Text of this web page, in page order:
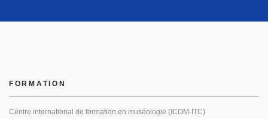
FORMATION
Centre international de formation en muséologie (ICOM-ITC)